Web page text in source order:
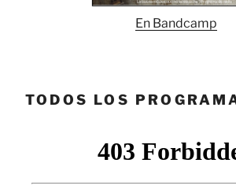
En Bandcamp
TODOS LOS